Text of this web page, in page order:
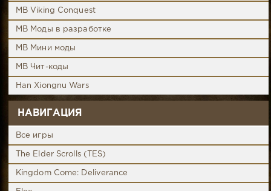
MB Viking Conquest
MB Моды в разработке
MB Мини моды
MB Чит-коды
Han Xiongnu Wars
НАВИГАЦИЯ
Все игры
The Elder Scrolls (TES)
Kingdom Come: Deliverance